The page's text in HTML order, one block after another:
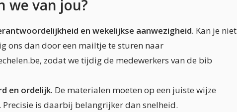
we van jou?
en wekelijkse aanwezigheid. Kan je niet
ons dan door een mailtje te sturen naar
zodat we tijdig de medewerkers van de bib
en ordelijk. De materialen moeten op een juiste wijze
is daarbij belangrijker dan snelheid.